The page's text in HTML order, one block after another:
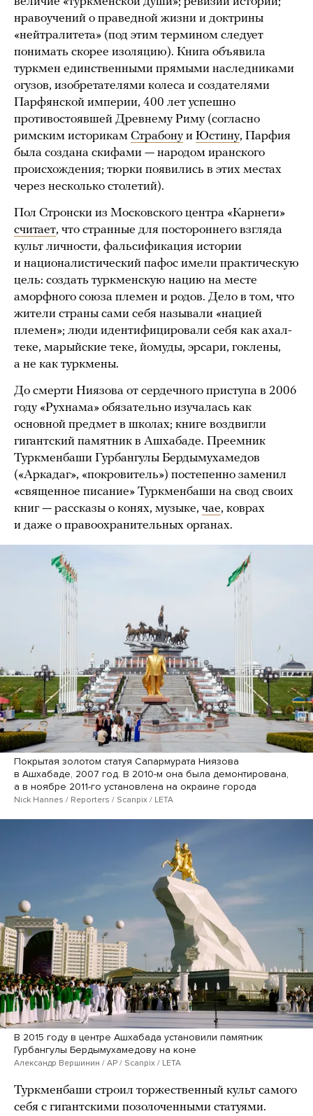
нравоучений о праведной жизни и доктрины
«нейтралитета» (под этим термином следует
понимать скорее изоляцию). Книга объявила
туркмен единственными прямыми наследниками
огузов, изобретателями колеса и создателями
Парфянской империи, 400 лет успешно
противостоявшей Древнему Риму (согласно
римским историкам Страбонуи Юстину, Парфия
была создана скифами — народом иранского
происхождения; тюрки появились в этих местах
через несколько столетий).
Пол Стронски из Московского центра «Карнеги»
считает, что странные для постороннего взгляда
культ личности, фальсификация истории
и националистический пафос имели практическую
цель: создать туркменскую нацию на месте
аморфного союза племен и родов. Дело в том, что
жители страны сами себя называли «нацией
племен»; люди идентифицировали себя как ахал-
теке, марыйские теке, йомуды, эрсари, гоклены,
а не как туркмены.
До смерти Ниязова от сердечного приступа в 2006
году «Рухнама» обязательно изучалась как
основной предмет в школах; книге воздвигли
гигантский памятник в Ашхабаде. Преемник
Туркменбаши Гурбангулы Бердымухамедов
(«Аркадаг», «покровитель») постепенно заменил
«священное писание» Туркменбаши на свод своих
книг — рассказы о конях, музыке, чае, коврах
и даже о правоохранительных органах.
Покрытая золотом статуя Сапармурата Ниязова
в Ашхабаде, 2007 год. В 2010-м она была демонтирована,
а в ноябре 2011-го установлена на окраине города
Nick Hannes / Reporters / Scanpix / LETA
В 2015 году в центре Ашхабада установили памятник
Гурбангулы Бердымухамедову на коне
Александр Вершинин / AP / Scanpix / LETA
Туркменбаши строил торжественный культ самого
себя с гигантскими позолоченными статуями.